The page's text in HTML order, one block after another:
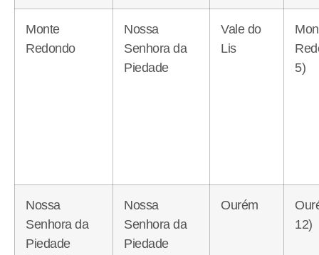
Monte
Redondo
Nossa
Senhora da
Piedade
Vale do
Lis
5)
Nossa
Senhora da
Piedade
Nossa
Senhora da
Piedade
Ourém
12)